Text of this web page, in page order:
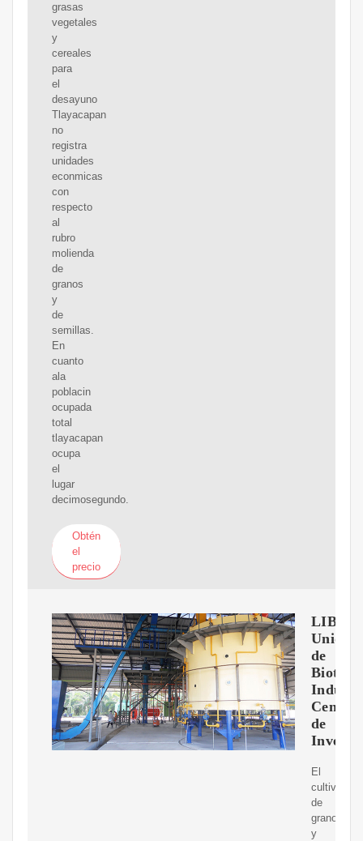
grasas
vegetales
y
cereales
para
el
desayuno
Tlayacapan
no
registra
unidades
econmicas
con
respecto
al
rubro
molienda
de
granos
y
de
semillas.
En
cuanto
ala
poblacin
ocupada
total
tlayacapan
ocupa
el
lugar
decimosegundo.
Obtén
el
precio
LIBBA,
Unidad
de
Centro
de
El
cultivo
de
granos
y